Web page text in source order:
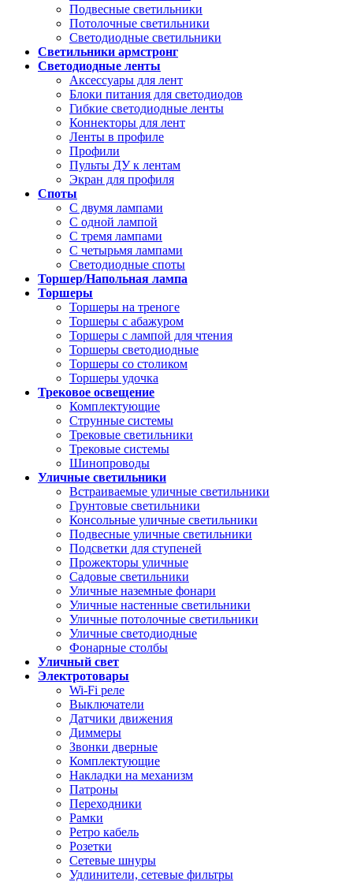
Подвесные светильники
Потолочные светильники
Светодиодные светильники
Светильники армстронг
Светодиодные ленты
Аксессуары для лент
Блоки питания для светодиодов
Гибкие светодиодные ленты
Коннекторы для лент
Ленты в профиле
Профили
Пульты ДУ к лентам
Экран для профиля
Споты
С двумя лампами
С одной лампой
С тремя лампами
С четырьмя лампами
Светодиодные споты
Торшер/Напольная лампа
Торшеры
Торшеры на треноге
Торшеры с абажуром
Торшеры с лампой для чтения
Торшеры светодиодные
Торшеры со столиком
Торшеры удочка
Трековое освещение
Комплектующие
Струнные системы
Трековые светильники
Трековые системы
Шинопроводы
Уличные светильники
Встраиваемые уличные светильники
Грунтовые светильники
Консольные уличные светильники
Подвесные уличные светильники
Подсветки для ступеней
Прожекторы уличные
Садовые светильники
Уличные наземные фонари
Уличные настенные светильники
Уличные потолочные светильники
Уличные светодиодные
Фонарные столбы
Уличный свет
Электротовары
Wi-Fi реле
Выключатели
Датчики движения
Диммеры
Звонки дверные
Комплектующие
Накладки на механизм
Патроны
Переходники
Рамки
Ретро кабель
Розетки
Сетевые шнуры
Удлинители, сетевые фильтры